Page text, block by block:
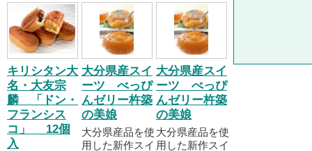
キリシタン大
名・大友宗
麟 「ドン・
フランシス
コ」 12個
入
大分県産スイ
ーツ べっぴ
んゼリー杵築
の美娘
大分県産品を使
用した新作スイ
大分県産スイ
ーツ べっぴ
んゼリー杵築
の美娘
大分県産品を使
用した新作スイ